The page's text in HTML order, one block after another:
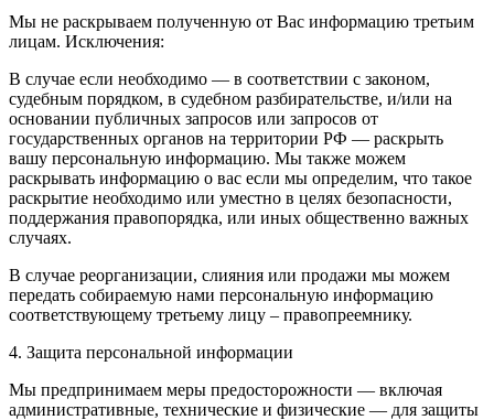
Мы не раскрываем полученную от Вас информацию третьим
лицам. Исключения:
В случае если необходимо — в соответствии с законом,
судебным порядком, в судебном разбирательстве, и/или на
основании публичных запросов или запросов от
государственных органов на территории РФ — раскрыть
вашу персональную информацию. Мы также можем
раскрывать информацию о вас если мы определим, что такое
раскрытие необходимо или уместно в целях безопасности,
поддержания правопорядка, или иных общественно важных
случаях.
В случае реорганизации, слияния или продажи мы можем
передать собираемую нами персональную информацию
соответствующему третьему лицу – правопреемнику.
4. Защита персональной информации
Мы предпринимаем меры предосторожности — включая
административные, технические и физические — для защиты